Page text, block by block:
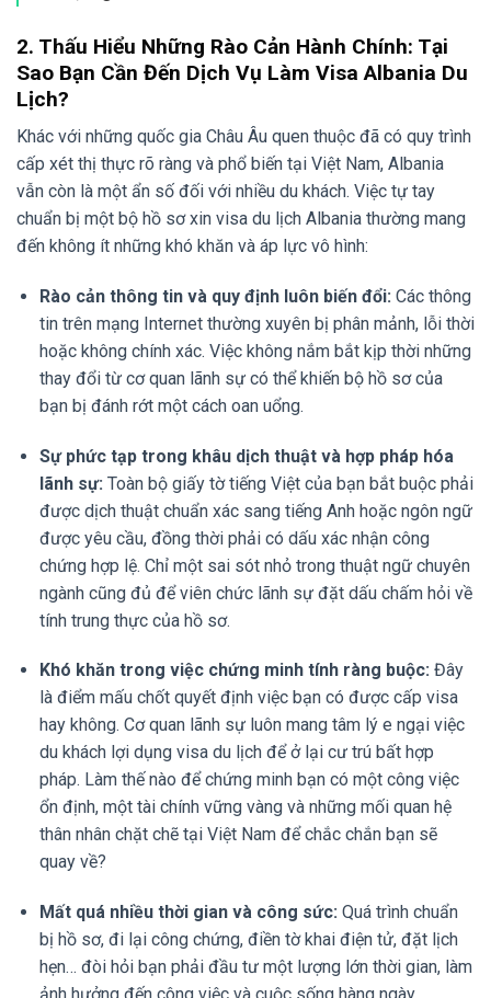
2. Thấu Hiểu Những Rào Cản Hành Chính: Tại
Sao Bạn Cần Đến Dịch Vụ Làm Visa Albania Du
Lịch?
Khác với những quốc gia Châu Âu quen thuộc đã có quy trình
cấp xét thị thực rõ ràng và phổ biến tại Việt Nam, Albania
vẫn còn là một ẩn số đối với nhiều du khách. Việc tự tay
chuẩn bị một bộ hồ sơ xin visa du lịch Albania thường mang
đến không ít những khó khăn và áp lực vô hình:
Rào cản thông tin và quy định luôn biến đổi: Các thông
tin trên mạng Internet thường xuyên bị phân mảnh, lỗi thời
hoặc không chính xác. Việc không nắm bắt kịp thời những
thay đổi từ cơ quan lãnh sự có thể khiến bộ hồ sơ của
bạn bị đánh rớt một cách oan uổng.
Sự phức tạp trong khâu dịch thuật và hợp pháp hóa
lãnh sự: Toàn bộ giấy tờ tiếng Việt của bạn bắt buộc phải
được dịch thuật chuẩn xác sang tiếng Anh hoặc ngôn ngữ
được yêu cầu, đồng thời phải có dấu xác nhận công
chứng hợp lệ. Chỉ một sai sót nhỏ trong thuật ngữ chuyên
ngành cũng đủ để viên chức lãnh sự đặt dấu chấm hỏi về
tính trung thực của hồ sơ.
Khó khăn trong việc chứng minh tính ràng buộc: Đây
là điểm mấu chốt quyết định việc bạn có được cấp visa
hay không. Cơ quan lãnh sự luôn mang tâm lý e ngại việc
du khách lợi dụng visa du lịch để ở lại cư trú bất hợp
pháp. Làm thế nào để chứng minh bạn có một công việc
ổn định, một tài chính vững vàng và những mối quan hệ
thân nhân chặt chẽ tại Việt Nam để chắc chắn bạn sẽ
quay về?
Mất quá nhiều thời gian và công sức: Quá trình chuẩn
bị hồ sơ, đi lại công chứng, điền tờ khai điện tử, đặt lịch
hẹn… đòi hỏi bạn phải đầu tư một lượng lớn thời gian, làm